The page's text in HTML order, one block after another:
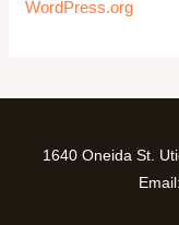
WordPress.org
1640 Oneida St.